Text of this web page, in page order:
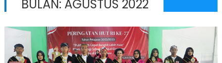
BULAN: AGUSTUS 2022